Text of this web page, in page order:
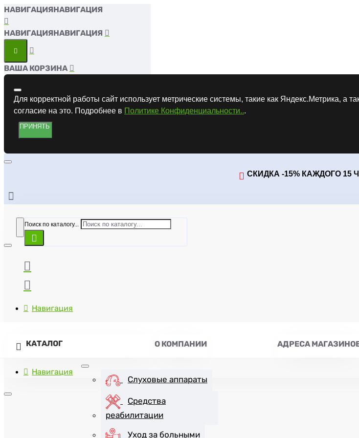
НАВИГАЦИЯ
НАВИГАЦИЯ
ВАША КОРЗИНА
Для корректной работы сайт использует метрические системы, такие как Яндекс.Метрика,
согласие на это. Подробнее в Политике Конфиденциальности...
ПРИНЯТЬ
СКИДКА -15% КАЖДОГО 15
Поиск по каталогу...
Навигация
КАТАЛОГ
Слуховые аппараты
Средства
реабилитации
Уход за больными
О КОМПАНИИ АДРЕСА
Навигация